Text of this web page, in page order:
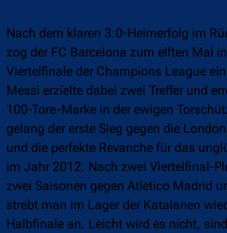
Nach dem klaren 3:0-Heimerfolg im
zog der FC Barcelona zum elften Mal
Viertelfinale der Champions League
Messi erzielte dabei zwei Treffer und
100-Tore-Marke in der ewigen
gelang der erste Sieg gegen die
und die perfekte Revanche für das
im Jahr 2012. Nach zwei Viertelfinal-
zwei Saisonen gegen Atletico Madrid
strebt man im Lager der Katalanen
Halbfinale an. Leicht wird es nicht,